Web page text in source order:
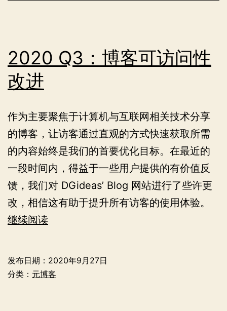
2020 Q3：博客可访问性
改进
作为主要聚焦于计算机与互联网相关技术分享
的博客，让访客通过直观的方式快速获取所需
的内容始终是我们的首要优化目标。在最近的
一段时间内，得益于一些用户提供的有价值反
馈，我们对 DGideas’ Blog 网站进行了些许更
改，相信这有助于提升所有访客的使用体验。
继续阅读
客
发布日期： 2020年9月27日
分类： 元博客